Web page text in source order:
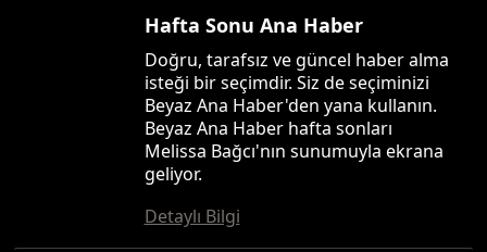
Hafta Sonu Ana Haber
Doğru, tarafsız ve güncel haber alma
isteği bir seçimdir. Siz de seçiminizi
Beyaz Ana Haber'den yana kullanın.
Beyaz Ana Haber hafta sonları
Melissa Bağcı'nın sunumuyla ekrana
geliyor.
Detaylı Bilgi